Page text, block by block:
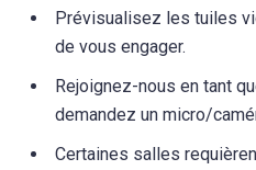
Prévisualisez les tuiles
de vous engager.
Rejoignez-nous en tant
demandez un micro/
Certaines salles